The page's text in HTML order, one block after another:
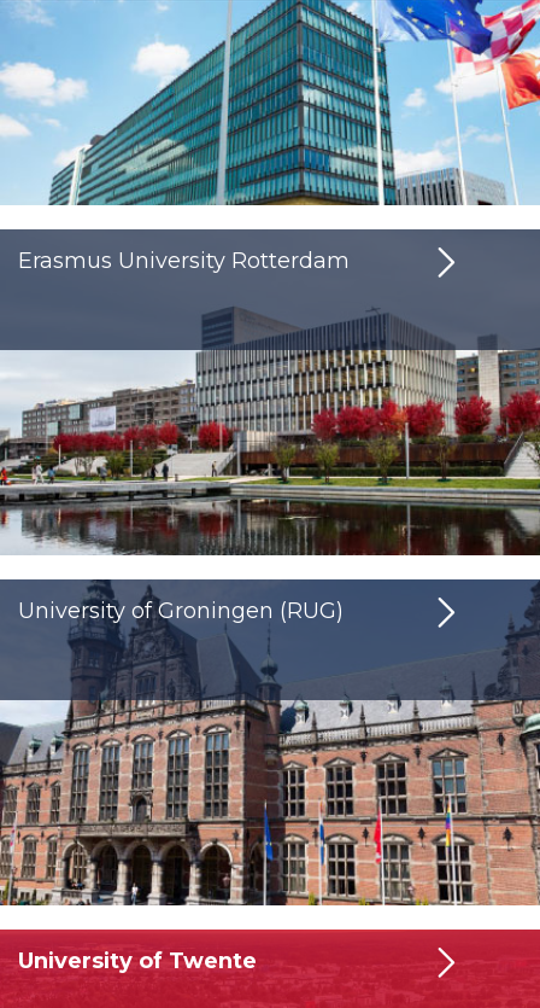
Erasmus University Rotterdam
University of Groningen (RUG)
University of Twente